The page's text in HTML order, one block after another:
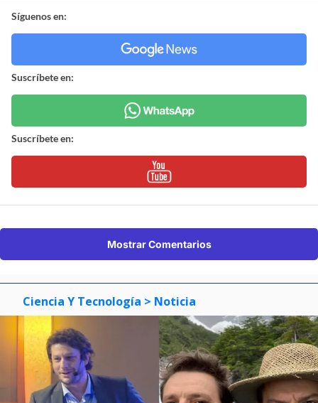
Síguenos en:
Suscríbete en:
Suscríbete en:
Mostrar Comentarios
Ciencia Y Tecnología > Noticia